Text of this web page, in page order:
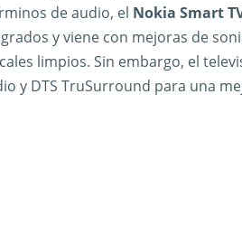
de audio, el Nokia Smart
y viene con mejoras de
limpios. Sin embargo, el
y DTS TruSurround para una